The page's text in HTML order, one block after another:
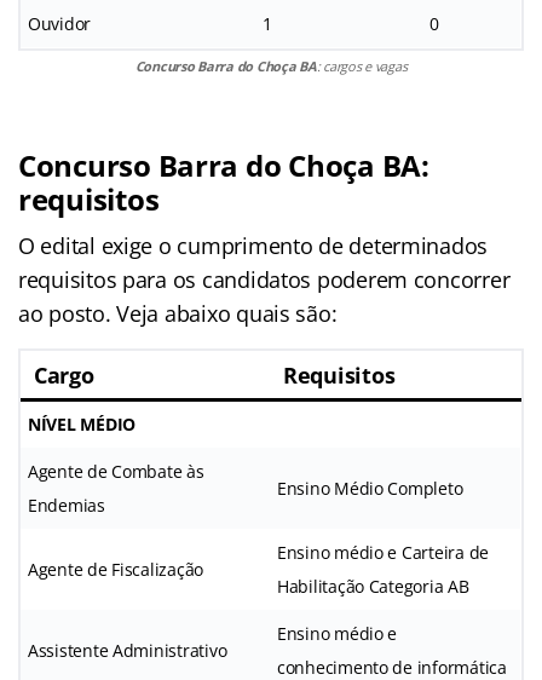
Ouvidor 1 0
Concurso Barra do Choça BA: cargos e vagas
Concurso Barra do Choça BA:
requisitos
O edital exige o cumprimento de determinados
requisitos para os candidatos poderem concorrer
ao posto. Veja abaixo quais são:
Cargo Requisitos
NÍVEL MÉDIO
Agente de Combate às
Endemias
Ensino Médio Completo
Agente de Fiscalização
Ensino médio e Carteira de
Habilitação Categoria AB
Assistente Administrativo
Ensino médio e
conhecimento de informática